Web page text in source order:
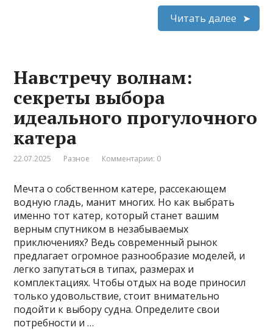
Читать далее
Навстречу волнам:
секреты выбора
идеального прогулочного
катера
22.07.2025 Разное Комментарии: 0
Мечта о собственном катере, рассекающем
водную гладь, манит многих. Но как выбрать
именно тот катер, который станет вашим
верным спутником в незабываемых
приключениях? Ведь современный рынок
предлагает огромное разнообразие моделей, и
легко запутаться в типах, размерах и
комплектациях. Чтобы отдых на воде приносил
только удовольствие, стоит внимательно
подойти к выбору судна. Определите свои
потребности и …